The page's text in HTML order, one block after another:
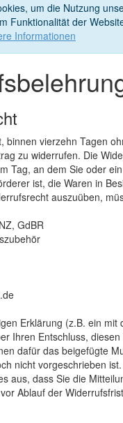
um die Nutzung
Funktionalität der
Informationen
binnen vierzehn Tagen
zu widerrufen. Die
Tag, an dem Sie oder
ist, die Waren in
auszuüben,
GdBR
Erklärung (z.B. ein mit
Ihren Entschluss,
dafür das beigefügte
nicht vorgeschrieben
aus, dass Sie die
Ablauf der